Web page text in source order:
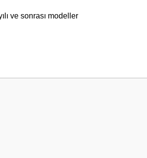
ve sonrası modeller